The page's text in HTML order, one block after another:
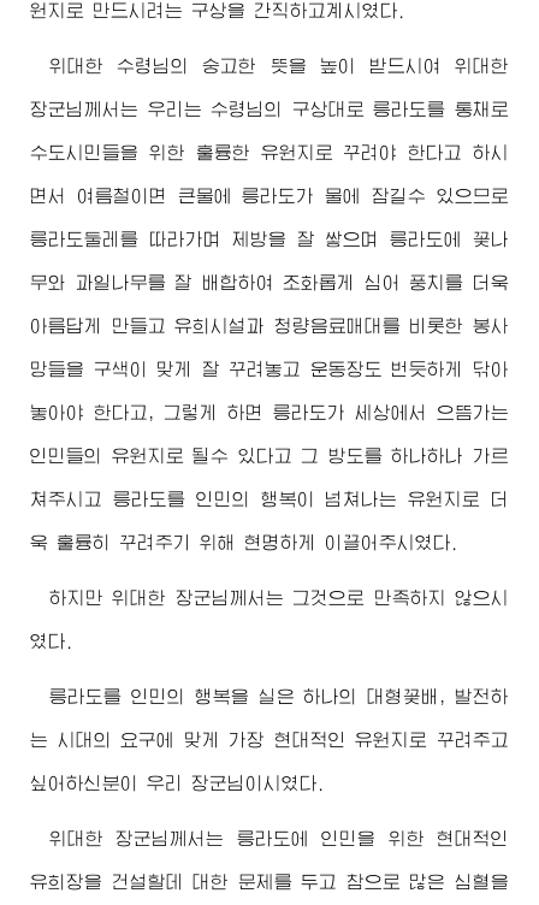
원지로 만드시려는 구상을 간직하고계시였다.
위대한 수령님의 숭고한 뜻을 높이 받드시여위대한
장군님께서 는 우리는 수령님의 구상대로 릉라도를 통채로
수도시민들을 위한 훌륭한 유원지로 꾸려야 한다고 하시
면서 여름철이면 큰물에 릉라도가 물에 잠길수 있으므로
릉라도둘레를 따라가며 제방을 잘 쌓으며 릉라도에 꽃나
무와 과일나무를 잘 배합하여 조화롭게 심어 풍치를 더욱
아름답게 만들고 유희시설과 청량음료매대를 비롯한 봉사
망들을 구색이 맞게 잘 꾸려놓고 운동장도 번듯하게 닦아
놓아야 한다고, 그렇게 하면 릉라도가 세상에서 으뜸가는
인민들의 유원지로 될수 있다고 그 방도를 하나하나 가르
쳐주시고 릉라도를 인민의 행복이 넘쳐나는 유원지로 더
욱 훌륭히 꾸려주기 위해 현명하게 이끌어주시였다.
하지만위대한 장군님께서 는 그것으로 만족하지 않으시
였다.
릉라도를 인민의 행복을 실은 하나의 대형꽃배, 발전하
는 시대의 요구에 맞게 가장 현대적인 유원지로 꾸려주고
싶어하신분이 우리 장군님 이시였다.
위대한 장군님께서는 릉라도에 인민을 위한 현대적인
유희장을 건설할데 대한 문제를 두고 참으로 많은 심혈을